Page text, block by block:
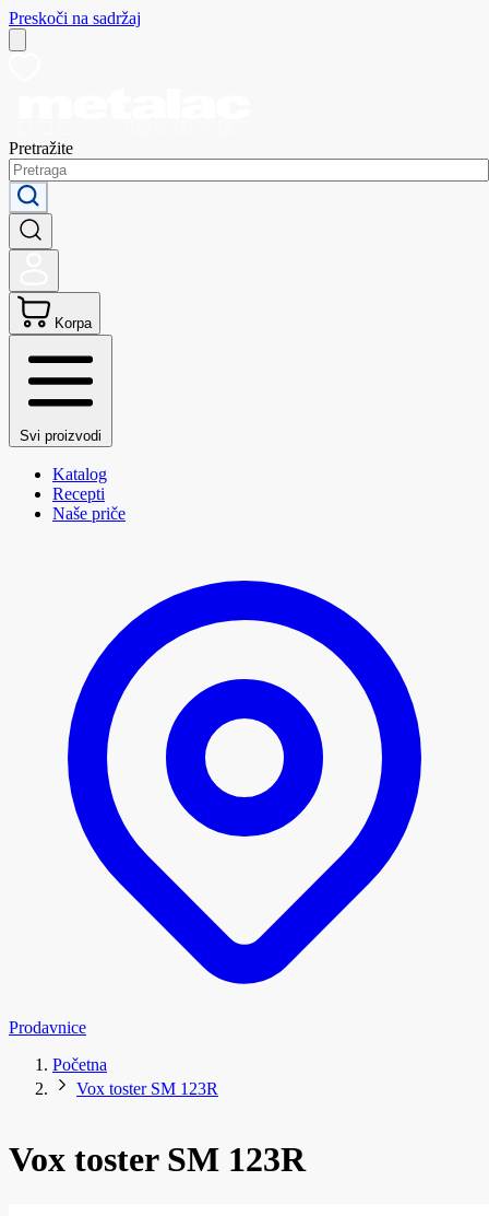
Preskoči na sadržaj
Pretražite
Korpa
Svi proizvodi
Katalog
Recepti
Naše priče
Prodavnice
Početna
Vox toster SM 123R
Vox toster SM 123R